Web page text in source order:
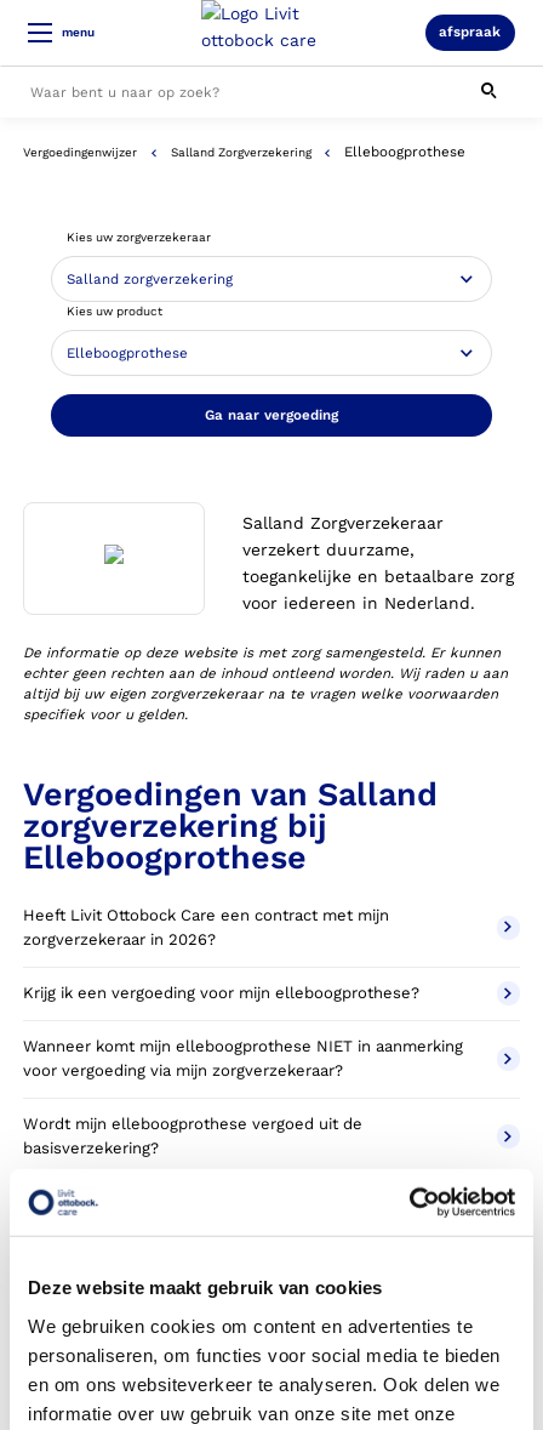
Deze website maakt gebruik van cookies
We gebruiken cookies om content en advertenties te
personaliseren, om functies voor social media te bieden
en om ons websiteverkeer te analyseren. Ook delen we
informatie over uw gebruik van onze site met onze
menu afspraak
Alle resultaten
Vergoedingenwijzer Salland Zorgverzekering Elleboogprothese
Kies uw zorgverzekeraar
Kies uw product
Ga naar vergoeding
Salland Zorgverzekeraar
verzekert duurzame,
toegankelijke en betaalbare zorg
voor iedereen in Nederland.
De informatie op deze website is met zorg samengesteld. Er kunnen
echter geen rechten aan de inhoud ontleend worden. Wij raden u aan
altijd bij uw eigen zorgverzekeraar na te vragen welke voorwaarden
specifiek voor u gelden.
Vergoedingen van Salland
zorgverzekering bij
Elleboogprothese
Heeft Livit Ottobock Care een contract met mijn
zorgverzekeraar in 2026?
Krijg ik een vergoeding voor mijn elleboogprothese?
Wanneer komt mijn elleboogprothese NIET in aanmerking
voor vergoeding via mijn zorgverzekeraar?
Wordt mijn elleboogprothese vergoed uit de
basisverzekering?
Wordt mijn elleboogprothese vergoed vanuit een
Betaal ik een eigen risico?
Zijn er ook elleboogprothesen in confectie- of standaard
uitvoeringen?
Is de elleboogprothese mijn eigendom?